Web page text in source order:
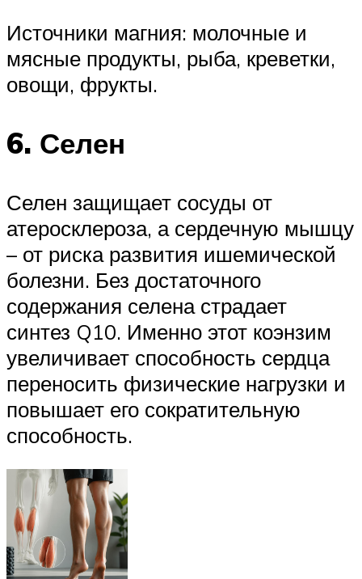
Источники магния: молочные и
мясные продукты, рыба, креветки,
овощи, фрукты.
6. Селен
Селен защищает сосуды от
атеросклероза, а сердечную мышцу
– от риска развития ишемической
болезни. Без достаточного
содержания селена страдает
синтез Q10. Именно этот коэнзим
увеличивает способность сердца
переносить физические нагрузки и
повышает его сократительную
способность.